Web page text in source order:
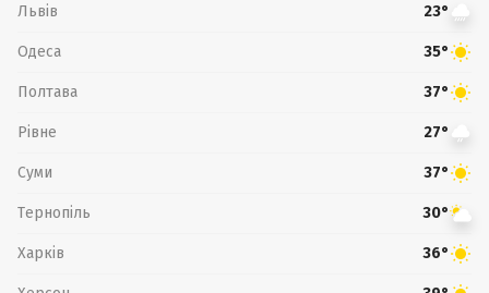
Львів 23°
Одеса 35°
Полтава 37°
Рівне 27°
Суми 37°
Тернопіль 30°
Харків 36°